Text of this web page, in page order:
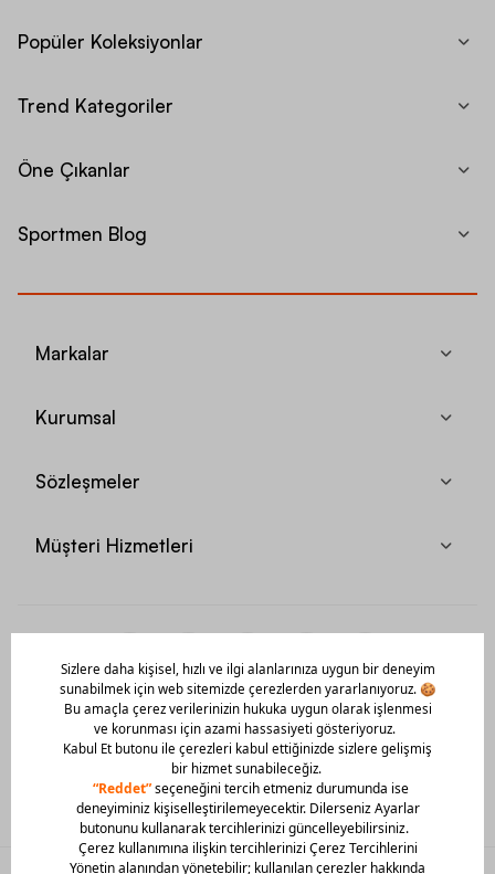
Popüler Koleksiyonlar
Trend Kategoriler
Öne Çıkanlar
Sportmen Blog
Markalar
Kurumsal
Sözleşmeler
Müşteri Hizmetleri
Mobil Uygulamamızı Hemen İndir!